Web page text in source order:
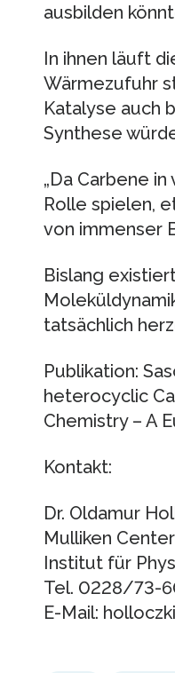
ausbilden
In ihnen läuft
Wärmezufuhr
Katalyse auch
Synthese
„Da Carbene
Rolle spielen,
von immenser
Bislang
tatsächlich
Publikation:
heterocyclic
Chemistry – A
Kontakt:
Dr. Oldamur
Mulliken
Institut für
Tel. 0228/73-
E-Mail: